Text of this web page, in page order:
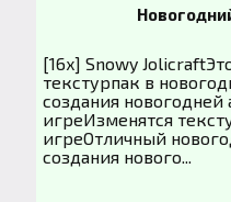
[16x] Snowy
текстурпак в
создания
игреИзменятся
игреОтличный
создания нового...